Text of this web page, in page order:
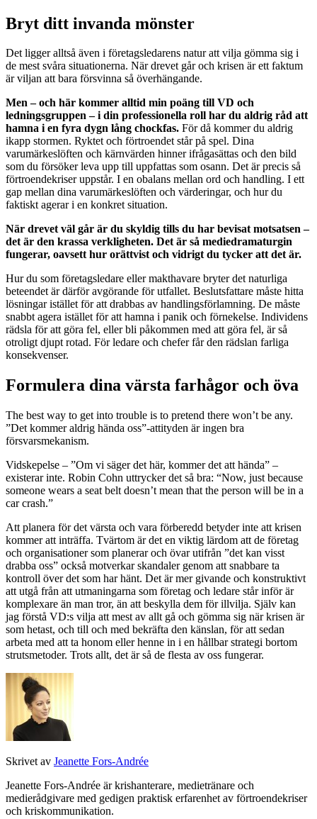
Bryt ditt invanda mönster
Det ligger alltså även i företagsledarens natur att vilja gömma sig i
de mest svåra situationerna. När drevet går och krisen är ett faktum
är viljan att bara försvinna så överhängande.
Men – och här kommer alltid min poäng till VD och
ledningsgruppen – i din professionella roll har du aldrig råd att
hamna i en fyra dygn lång chockfas. För då kommer du aldrig
ikapp stormen. Ryktet och förtroendet står på spel. Dina
varumärkeslöften och kärnvärden hinner ifrågasättas och den bild
som du försöker leva upp till uppfattas som osann. Det är precis så
förtroendekriser uppstår. I en obalans mellan ord och handling. I ett
gap mellan dina varumärkeslöften och värderingar, och hur du
faktiskt agerar i en konkret situation.
När drevet väl går är du skyldig tills du har bevisat motsatsen –
det är den krassa verkligheten. Det är så mediedramaturgin
fungerar, oavsett hur orättvist och vidrigt du tycker att det är.
Hur du som företagsledare eller makthavare bryter det naturliga
beteendet är därför avgörande för utfallet. Beslutsfattare måste hitta
lösningar istället för att drabbas av handlingsförlamning. De måste
snabbt agera istället för att hamna i panik och förnekelse. Individens
rädsla för att göra fel, eller bli påkommen med att göra fel, är så
otroligt djupt rotad. För ledare och chefer får den rädslan farliga
konsekvenser.
Formulera dina värsta farhågor och öva
The best way to get into trouble is to pretend there won’t be any.
”Det kommer aldrig hända oss”-attityden är ingen bra
försvarsmekanism.
Vidskepelse – ”Om vi säger det här, kommer det att hända” –
existerar inte. Robin Cohn uttrycker det så bra: “Now, just because
someone wears a seat belt doesn’t mean that the person will be in a
car crash.”
Att planera för det värsta och vara förberedd betyder inte att krisen
kommer att inträffa. Tvärtom är det en viktig lärdom att de företag
och organisationer som planerar och övar utifrån ”det kan visst
drabba oss” också motverkar skandaler genom att snabbare ta
kontroll över det som har hänt. Det är mer givande och konstruktivt
att utgå från att utmaningarna som företag och ledare står inför är
komplexare än man tror, än att beskylla dem för illvilja. Själv kan
jag förstå VD:s vilja att mest av allt gå och gömma sig när krisen är
som hetast, och till och med bekräfta den känslan, för att sedan
arbeta med att ta honom eller henne in i en hållbar strategi bortom
strutsmetoder. Trots allt, det är så de flesta av oss fungerar.
Skrivet av Jeanette Fors-Andrée
Jeanette Fors-Andrée är krishanterare, medietränare och
medierådgivare med gedigen praktisk erfarenhet av förtroendekriser
och kriskommunikation.